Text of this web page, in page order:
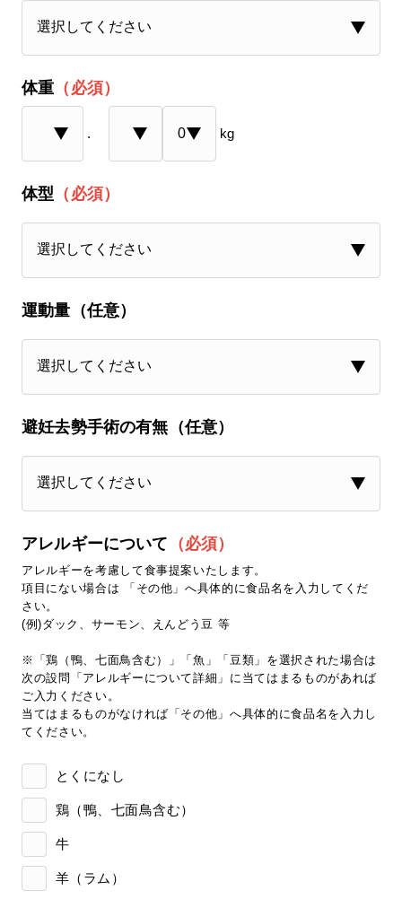
体重 （必須）
. kg
体型 （必須）
運動量（任意）
避妊去勢手術の有無（任意）
アレルギーについて （必須）
アレルギーを考慮して食事提案いたします。
項目にない場合は 「その他」へ具体的に食品名を入力してくだ
さい。
(例)ダック、サーモン、えんどう豆 等
※「鶏（鴨、七面鳥含む）」「魚」「豆類」を選択された場合は
次の設問「アレルギーについて詳細」に当てはまるものがあれば
ご入力ください。
当てはまるものがなければ「その他」へ具体的に食品名を入力し
てください。
とくになし
鶏（鴨、七面鳥含む）
牛
羊（ラム）